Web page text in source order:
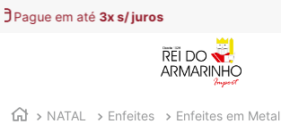
Encontre aqui as
NATAL Enfeites Enfeites em Metal